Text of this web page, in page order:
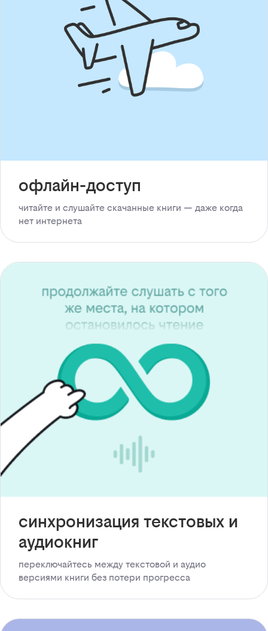
офлайн-доступ
читайте и слушайте скачанные книги — даже когда
нет интернета
синхронизация текстовых и
аудиокниг
переключайтесь между текстовой и аудио
версиями книги без потери прогресса